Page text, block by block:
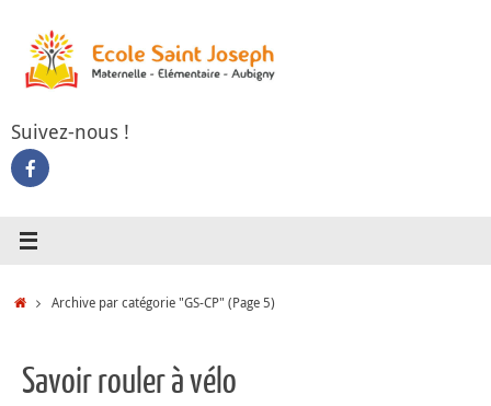
contenu
Suivez-nous !
AccueilArchive par catégorie "GS-CP" (Page 5)
Savoir rouler à vélo